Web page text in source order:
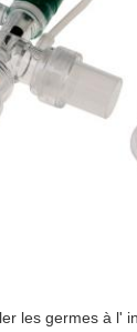
les germes à l'